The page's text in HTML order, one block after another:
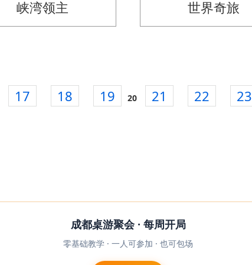
峡湾领主 世界奇旅
17 18 19 20 21 22 23
成都桌游聚会 · 每周开局
零基础教学 · 一人可参加 · 也可包场